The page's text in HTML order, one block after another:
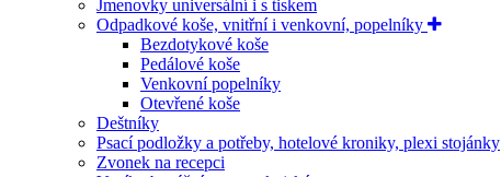
Jmenovky universální i s tiskem
Odpadkové koše, vnitřní i venkovní, popelníky
Bezdotykové koše
Pedálové koše
Venkovní popelníky
Otevřené koše
Deštníky
Psací podložky a potřeby, hotelové kroniky, plexi stojánky
Zvonek na recepci